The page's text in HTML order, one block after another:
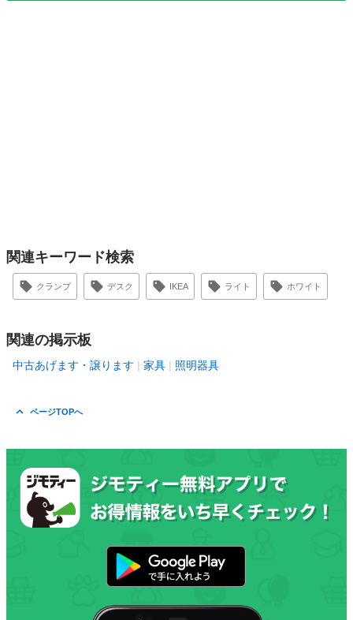
関連キーワード検索
クランプ デスク IKEA ライト ホワイト
関連の掲示板
中古あげます・譲ります 家具 照明器具
ページTOPへ